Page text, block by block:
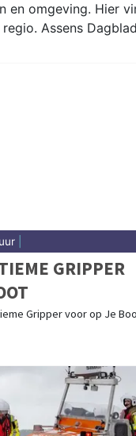
en omgeving. Hier
Assens
GRIPPER
Gripper voor op Je